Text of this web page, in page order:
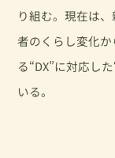
り組む。現在は
者のくらし変化
る“DX”に対応し
いる。